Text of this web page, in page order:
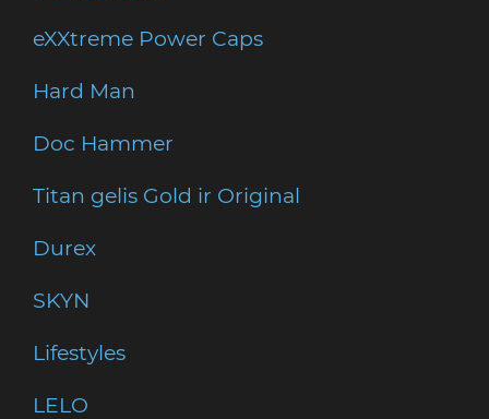
eXXtreme Power Caps
Hard Man
Doc Hammer
Titan gelis Gold ir Original
Durex
SKYN
Lifestyles
LELO